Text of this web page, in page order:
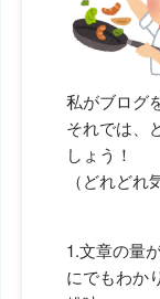
私がブログ
それでは、
しょう！
（どれどれ
1.文章の量
にでもわか